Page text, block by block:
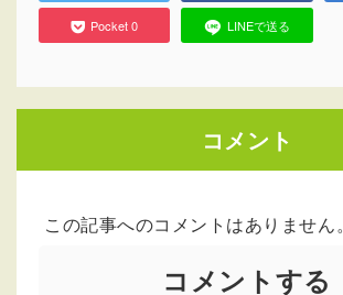
Pocket0 LINEで送る
コメント
この記事へのコメントはありません。
コメントする